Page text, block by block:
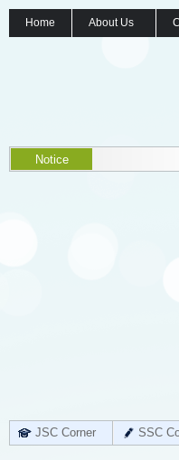
Home About Us
Notice
JSC Corner SSC